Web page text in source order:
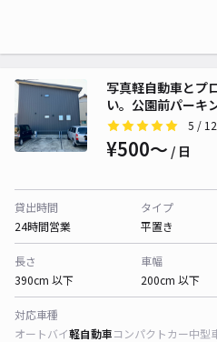
写真軽自動車とプ
い。公園前パー
5 /
¥500〜 / 日
貸出時間
24時間営業
タイプ
平置き
長さ
390cm 以下
車幅
200cm 以下
対応車種
オートバイ軽自動車コンパクトカー中型